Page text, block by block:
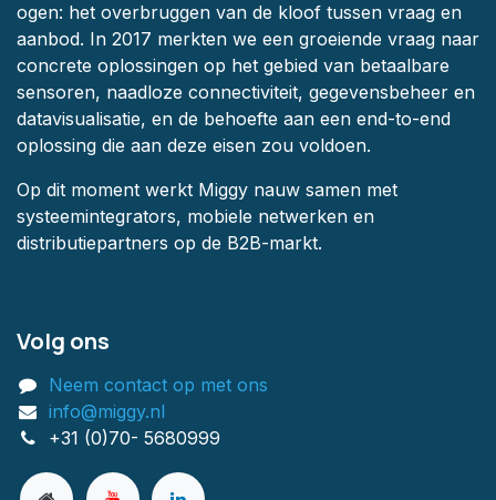
ogen: het overbruggen van de kloof tussen vraag en
aanbod. In 2017 merkten we een groeiende vraag naar
concrete oplossingen op het gebied van betaalbare
sensoren, naadloze connectiviteit, gegevensbeheer en
datavisualisatie, en de behoefte aan een end-to-end
oplossing die aan deze eisen zou voldoen.
Op dit moment werkt Miggy nauw samen met
systeemintegrators, mobiele netwerken en
distributiepartners op de B2B-markt.
Volg ons
Neem contact op met ons
info@miggy.nl
+31 (0)70- 5680999